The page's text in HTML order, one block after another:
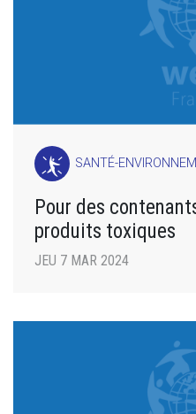
SANTÉ-
Pour des
produits toxiques
JEU 7 MAR 2024